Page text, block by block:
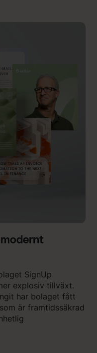
SignUp
explosiv tillväxt.
har bolaget fått
är framtidssäkrad